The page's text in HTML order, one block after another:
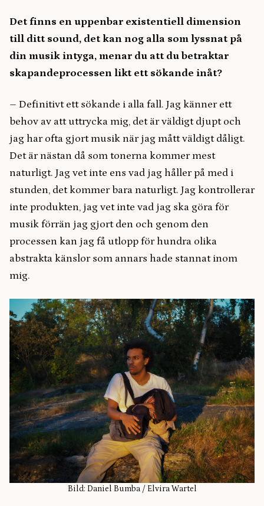
Det finns en uppenbar existentiell dimension
till ditt sound, det kan nog alla som lyssnat på
din musik intyga, menar du att du betraktar
skapandeprocessen likt ett sökande inåt?
– Definitivt ett sökande i alla fall. Jag känner ett
behov av att uttrycka mig, det är väldigt djupt och
jag har ofta gjort musik när jag mått väldigt dåligt.
Det är nästan då som tonerna kommer mest
naturligt. Jag vet inte ens vad jag håller på med i
stunden, det kommer bara naturligt. Jag kontrollerar
inte produkten, jag vet inte vad jag ska göra för
musik förrän jag gjort den och genom den
processen kan jag få utlopp för hundra olika
abstrakta känslor som annars hade stannat inom
mig.
Bild: Daniel Bumba / Elvira Wartel